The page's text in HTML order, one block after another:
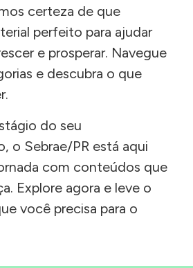
certeza de que
perfeito para ajudar
e prosperar. Navegue
e descubra o que
do seu
o Sebrae/PR está aqui
com conteúdos que
Explore agora e leve o
você precisa para o